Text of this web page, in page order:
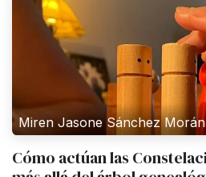
Miren Jasone Sánchez Morán
Cómo actúan las